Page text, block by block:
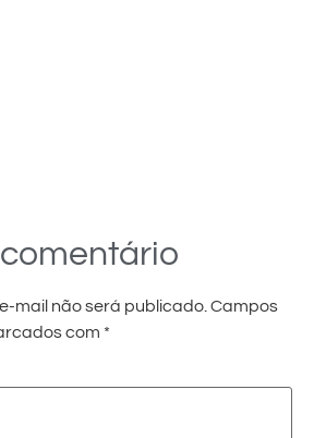
mail não será publicado. Campos
com *